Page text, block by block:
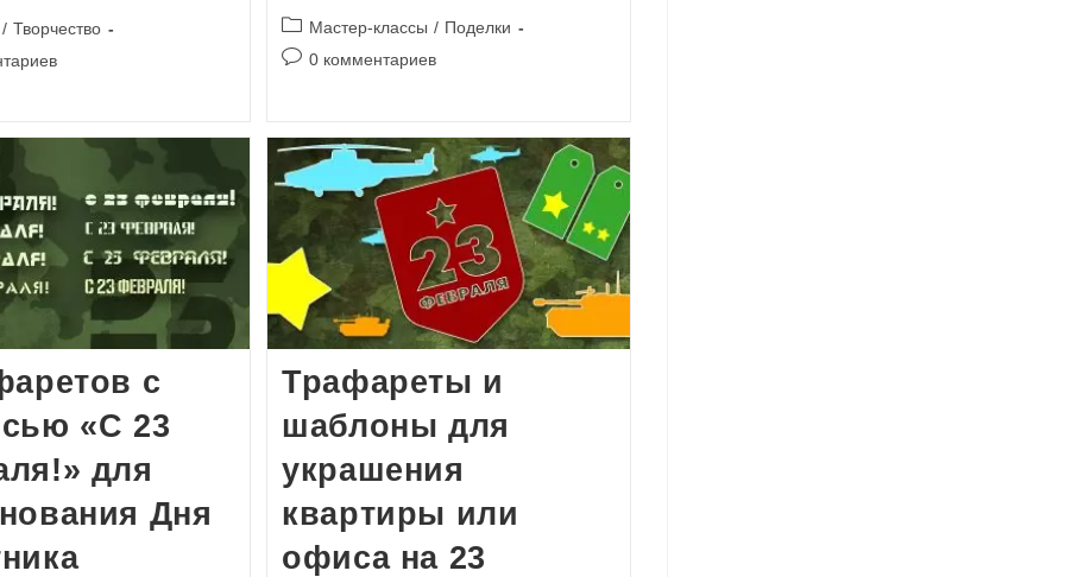
/ Творчество
Рубрика
записи:
Мастер-классы / Поделки
Комментарии
0 комментариев
с
«С 23
для
Дня
Трафареты и
шаблоны для
украшения
квартиры или
офиса на 23